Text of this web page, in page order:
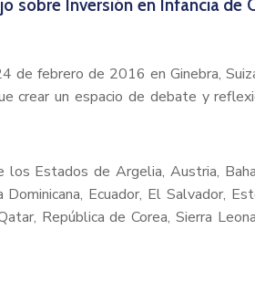
sobre Inversión en Infancia de
de febrero de 2016 en Ginebra,
crear un espacio de debate y
Estados de Argelia, Austria,
Ecuador, El Salvador,
República de Corea, Sierra